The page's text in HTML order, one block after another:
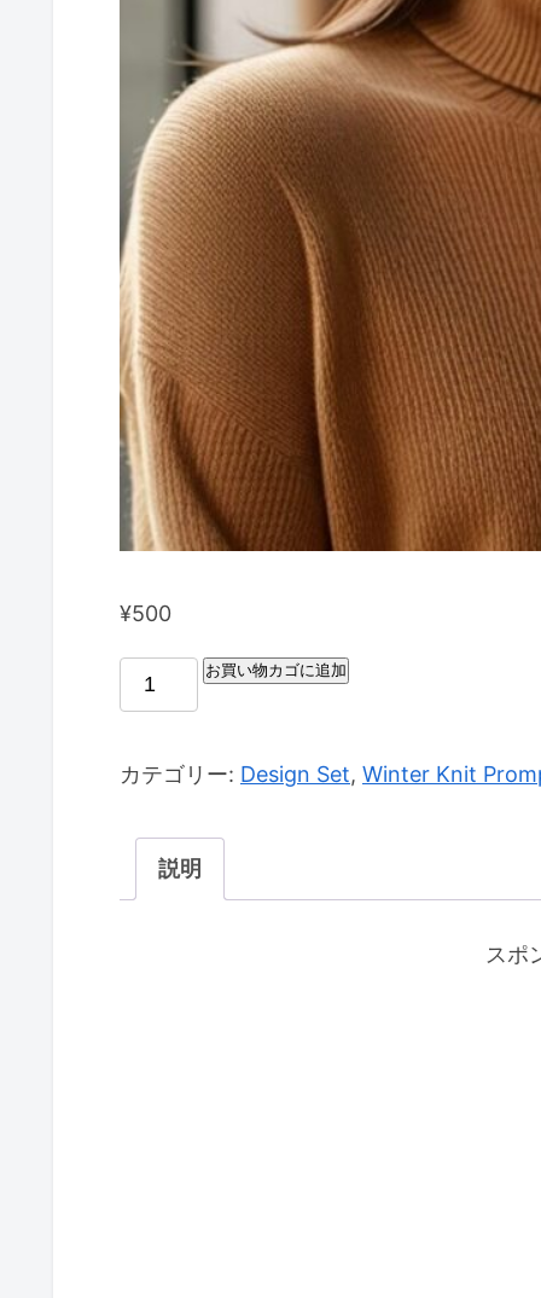
¥500
お買い物カゴに追加
カテゴリー: Design Set, Winter Knit
説明
スポ